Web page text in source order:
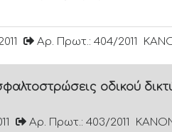
Αρ. Πρωτ.: 404/2011
οδικού
Αρ. Πρωτ.: 403/2011